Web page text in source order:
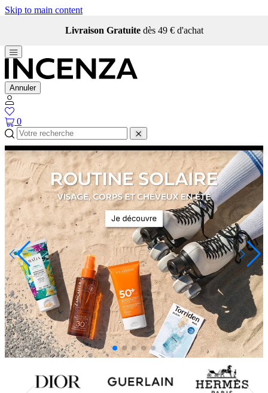
Skip to main content
Livraison Gratuite dès 49 € d'achat
Annuler
0